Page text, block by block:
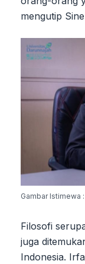
mengutip
Gambar Istimewa
Filosofi
juga
Indonesia.